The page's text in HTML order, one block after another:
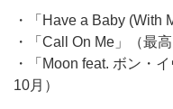
・「Have a Baby (With
・「Call On Me」（最
・「Moon feat. ボン・
10月）